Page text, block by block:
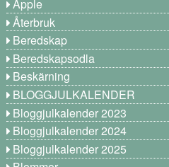
Äpple
Återbruk
Beredskap
Beredskapsodla
Beskärning
BLOGGJULKALENDER
Bloggjulkalender 2023
Bloggjulkalender 2024
Bloggjulkalender 2025